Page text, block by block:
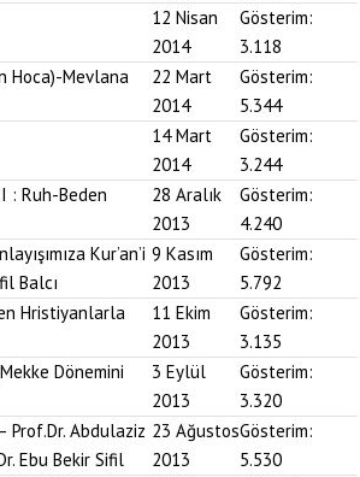
12 Nisan
2014
Gösterim:
3.118
Hoca)-Mevlana
22 Mart
2014
Gösterim:
5.344
14 Mart
2014
Gösterim:
3.244
: Ruh-Beden
28 Aralık
2013
Gösterim:
4.240
Kur’an’i
Balcı
9 Kasım
2013
Gösterim:
5.792
Hristiyanlarla
11 Ekim
2013
Gösterim:
3.135
Dönemini
3 Eylül
2013
Gösterim:
3.320
Prof.Dr. Abdulaziz
Ebu Bekir Sifil
23 Ağustos
2013
Gösterim:
5.530